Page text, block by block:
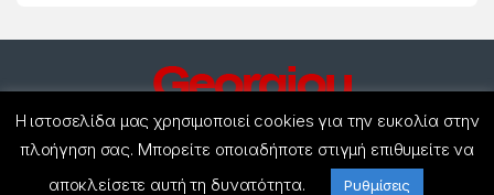
Έχετε ερωτήσεις ? Καλέστε
Η ιστοσελίδα μας χρησιμοποιεί cookies για την ευκολία στην
πλοήγηση σας. Μπορείτε οποιαδήποτε στιγμή επιθυμείτε να
αποκλείσετε αυτή τη δυνατότητα.
Ρυθμίσεις